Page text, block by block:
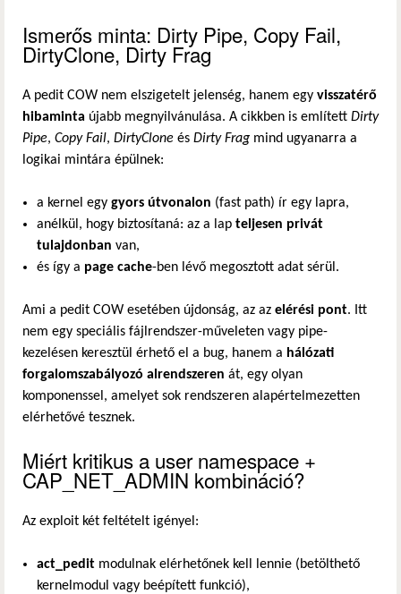
Ismerős minta: Dirty Pipe, Copy Fail,
DirtyClone, Dirty Frag
A pedit COW nem elszigetelt jelenség, hanem egy visszatérő
hibaminta újabb megnyilvánulása. A cikkben is említett Dirty
Pipe, Copy Fail, DirtyClone és Dirty Frag mind ugyanarra a
logikai mintára épülnek:
a kernel egy gyors útvonalon (fast path) ír egy lapra,
anélkül, hogy biztosítaná: az a lap teljesen privát
tulajdonban van,
és így a page cache-ben lévő megosztott adat sérül.
Ami a pedit COW esetében újdonság, az az elérési pont. Itt
nem egy speciális fájlrendszer-műveleten vagy pipe-
kezelésen keresztül érhető el a bug, hanem a hálózati
forgalomszabályozó alrendszeren át, egy olyan
komponenssel, amelyet sok rendszeren alapértelmezetten
elérhetővé tesznek.
Miért kritikus a user namespace +
CAP_NET_ADMIN kombináció?
Az exploit két feltételt igényel:
act_pedit modulnak elérhetőnek kell lennie (betölthető
kernelmodul vagy beépített funkció),